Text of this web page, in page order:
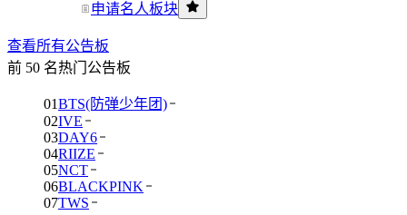
申请名人板块
查看所有公告板
前 50 名热门公告板
01BTS(防弹少年团)
02IVE
03DAY6
04RIIZE
05NCT
06BLACKPINK
07TWS